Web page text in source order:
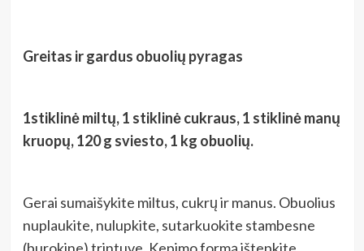
Greitas ir gardus obuolių pyragas
1stiklinė miltų, 1 stiklinė cukraus, 1 stiklinė manų
kruopų, 120 g sviesto, 1 kg obuolių.
Gerai sumaišykite miltus, cukrų ir manus. Obuolius
nuplaukite, nulupkite, sutarkuokite stambesne